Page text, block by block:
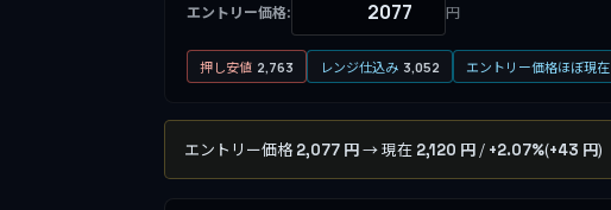
エントリー価格: 円
押し安値 2,763 レンジ仕込み 3,052 エントリー価格ほぼ現在
エントリー価格 2,077 円→ 現在 2,120 円 / +2.07%(+43 円)